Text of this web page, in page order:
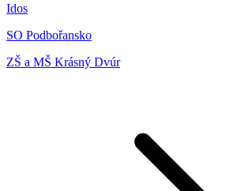
Idos
SO Podbořansko
ZŠ a MŠ Krásný Dvúr